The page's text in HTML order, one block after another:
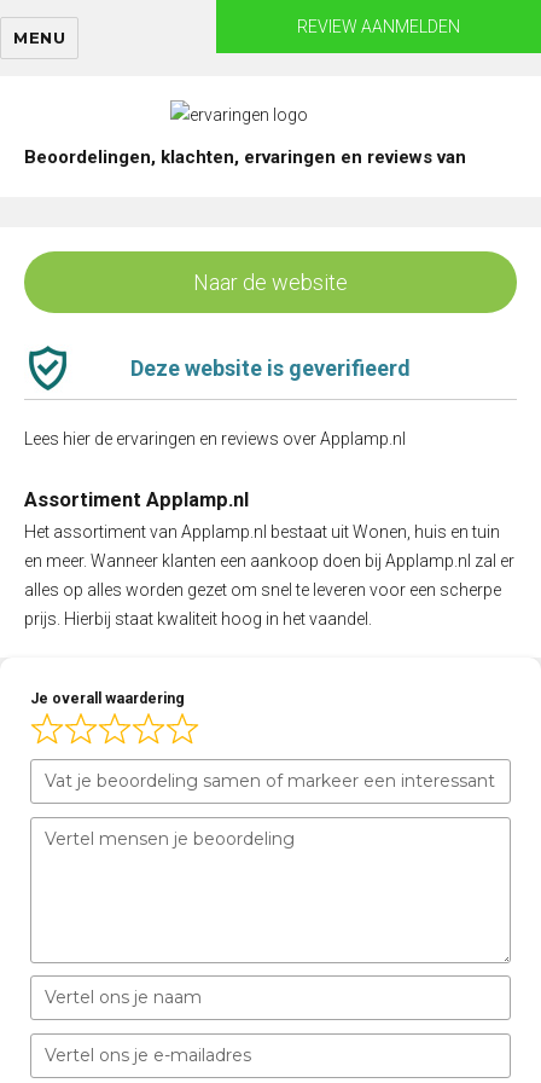
Skip
MENU
REVIEW AANMELDEN
Beoordelingen, klachten, ervaringen en reviews van
Naar de website
Deze website is geverifieerd
Lees hier de ervaringen en reviews over Applamp.nl
Assortiment Applamp.nl
Het assortiment van Applamp.nl bestaat uit Wonen, huis en tuin
en meer. Wanneer klanten een aankoop doen bij Applamp.nl zal er
alles op alles worden gezet om snel te leveren voor een scherpe
prijs. Hierbij staat kwaliteit hoog in het vaandel.
Je overall waardering